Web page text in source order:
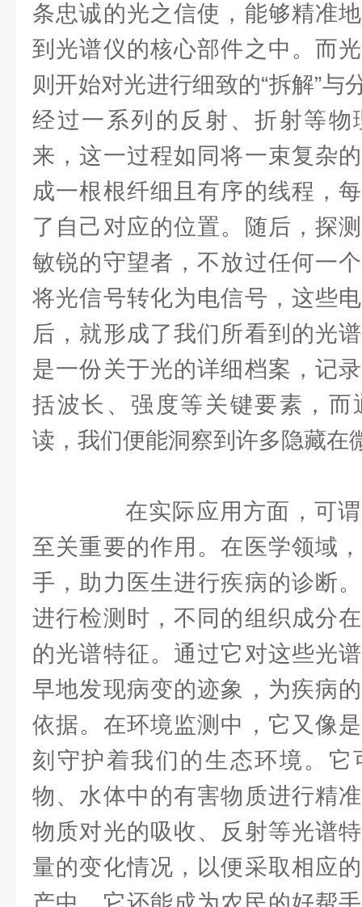
条忠诚的光之信使，能够精准
到光谱仪的核心部件之中。而
则开始对光进行细致的“拆解”与
经过一系列的反射、折射等物
来，这一过程如同将一束复杂
成一根根纤细且有序的线程，
了自己对应的位置。随后，探
敏锐的守望者，不放过任何一
将光信号转化为电信号，这些
后，就形成了我们所看到的光
是一份关于光的详细档案，记
括波长、强度等关键要素，而
读，我们便能洞察到许多隐藏在
在实际应用方面，可谓
至关重要的作用。在医学领域
手，助力医生进行疾病的诊断
进行检测时，不同的组织成分
的光谱特征。通过它对这些光
早地发现病变的迹象，为疾病
依据。在环境监测中，它又像
刻守护着我们的生态环境。
物、水体中的有害物质进行精
物质对光的吸收、反射等光谱
量的变化情况，以便采取相应